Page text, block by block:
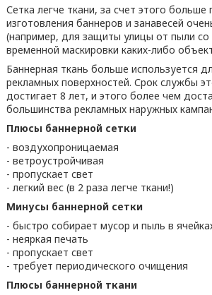
Сетка легче ткани, за счет этого
изготовления баннеров и занавесей
(например, для защиты улицы от пыли со
временной маскировки каких-либо
Баннерная ткань больше используется
рекламных поверхностей. Срок службы
достигает 8 лет, и этого более чем
большинства рекламных наружных
Плюсы баннерной сетки
- воздухопроницаемая
- ветроустройчивая
- пропускает свет
- легкий вес (в 2 раза легче ткани!)
Минусы баннерной сетки
- быстро собирает мусор и пыль в
- неяркая печать
- пропускает свет
- требует периодического очищения
Плюсы баннерной ткани